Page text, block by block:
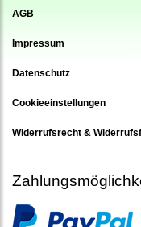
AGB
Impressum
Datenschutz
Cookieeinstellungen
Widerrufsrecht &